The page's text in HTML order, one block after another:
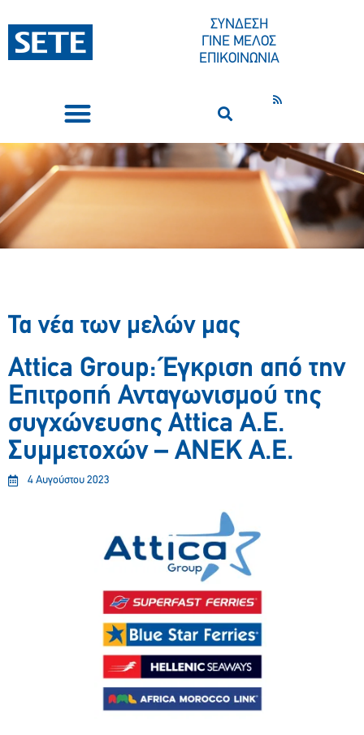
ΣΥΝΔΕΣΗ
ΓΙΝΕ ΜΕΛΟΣ
ΕΠΙΚΟΙΝΩΝΙΑ
Τα νέα των μελών μας
Attica Group: Έγκριση από την
Επιτροπή Ανταγωνισμού της
συγχώνευσης Attica Α.Ε.
Συμμετοχών – ΑΝΕΚ Α.Ε.
4 Αυγούστου 2023